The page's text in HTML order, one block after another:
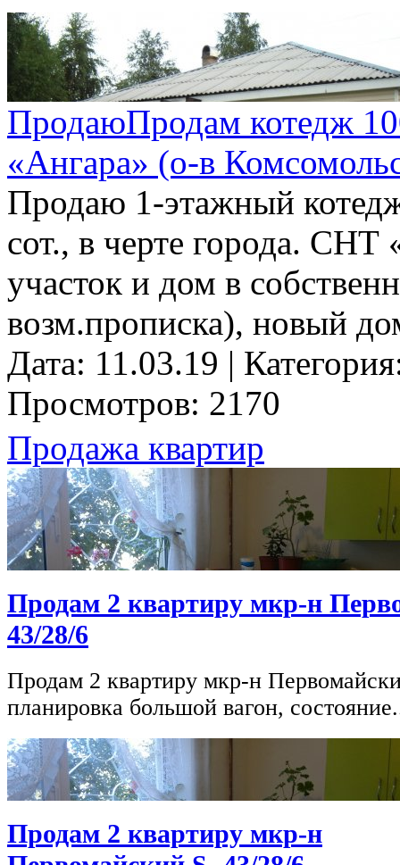
ПродаюПродам котедж
«Ангара» (о-в
Продаю 1-этажный
сот., в черте города.
участок и дом в
возм.прописка), новый
Дата: 11.03.19 |
Просмотров: 2170
Продажа квартир
Продам 2 квартиру мкр-н
43/28/6
Продам 2 квартиру мкр-н
планировка большой вагон,
Продам 2 квартиру мкр-н